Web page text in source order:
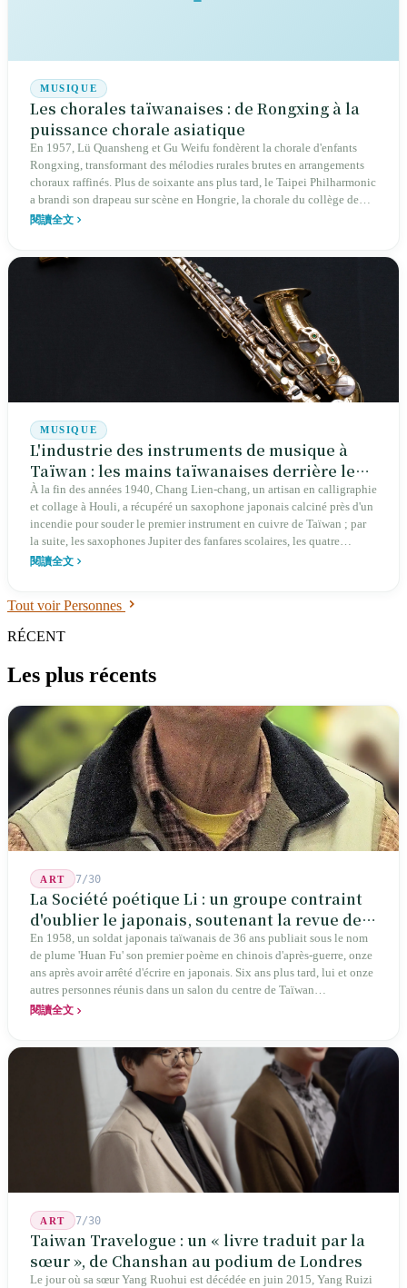
MUSIQUE
Les chorales taïwanaises : de Rongxing à la
puissance chorale asiatique
En 1957, Lü Quansheng et Gu Weifu fondèrent la chorale d'enfants
Rongxing, transformant des mélodies rurales brutes en arrangements
choraux raffinés. Plus de soixante ans plus tard, le Taipei Philharmonic
a brandi son drapeau sur scène en Hongrie, la chorale du collège de
Pao-lai a remporté trois titres mondiaux consécutifs, et les O-Kai
cette tradition chorale repose sur un écosystème complet, mais aussi
sur une histoire de dignité préservée face aux pressions politiques.
閱讀全文
MUSIQUE
L'industrie des instruments de musique à
Taïwan : les mains taïwanaises derrière les
sons du monde
À la fin des années 1940, Chang Lien-chang, un artisan en calligraphie
et collage à Houli, a récupéré un saxophone japonais calciné près d'un
incendie pour souder le premier instrument en cuivre de Taïwan ; par
la suite, les saxophones Jupiter des fanfares scolaires, les quatre
millions de guitares de la zone de Nanzi, et les mécanismes de boîtes à
d'approvisionnement sonore est plus précieuse à préserver que le
閱讀全文
Tout voir Personnes
RÉCENT
Les plus récents
ART 7/30
La Société poétique Li : un groupe contraint
d'oublier le japonais, soutenant la revue de
poésie chinoise la plus ancienne de Taïwan
En 1958, un soldat japonais taïwanais de 36 ans publiait sous le nom
de plume 'Huan Fu' son premier poème en chinois d'après-guerre, onze
ans après avoir arrêté d'écrire en japonais. Six ans plus tard, lui et onze
autres personnes réunis dans un salon du centre de Taïwan
transformaient cette expérience de mutisme générationnel en une
jusqu'aux manuels scolaires du collège.
閱讀全文
ART 7/30
Taiwan Travelogue : un « livre traduit par la
sœur », de Chanshan au podium de Londres
Le jour où sa sœur Yang Ruohui est décédée en juin 2015, Yang Ruizi